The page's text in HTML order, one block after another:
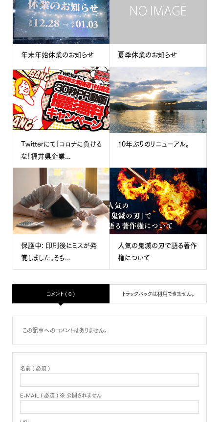
年末年始休業のお知らせ 夏季休業のお知らせ
Twitterにて「コロナに負ける
な！福井県企業...
10年ぶりのリニューアル。
保護中: 印刷後にミスが発
覚しました。そち...
人気の鬼滅の刃で語る著作
権について
コメント ( 0 ) トラックバックは利用できません。
この記事へのコメントはありません。
名前 ( 必須 )
E-MAIL ( 必須 ) ※ 公開されません